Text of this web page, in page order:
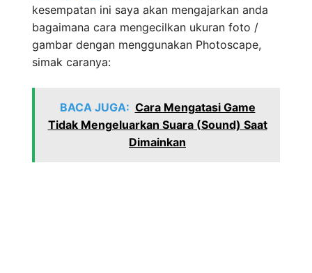
kesempatan ini saya akan mengajarkan anda
bagaimana cara mengecilkan ukuran foto /
gambar dengan menggunakan Photoscape,
simak caranya:
BACA JUGA: Cara Mengatasi Game
Tidak Mengeluarkan Suara (Sound) Saat
Dimainkan